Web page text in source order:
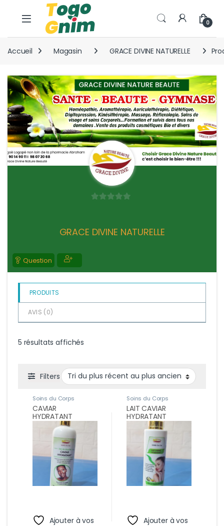
Skip to navigation
Skip to content
0
Accueil Magasin GRACE DIVINE NATURELLE
u
GRACE DIVINE NATURELLE
Question
PRODUITS
AVIS (0)
5 résultats affichés
Filters
Soins du Corps
CAVIAR
HYDRATANT
Ajouter à vos
Soins du Corps
LAIT CAVIAR
HYDRATANT
Ajouter à vos